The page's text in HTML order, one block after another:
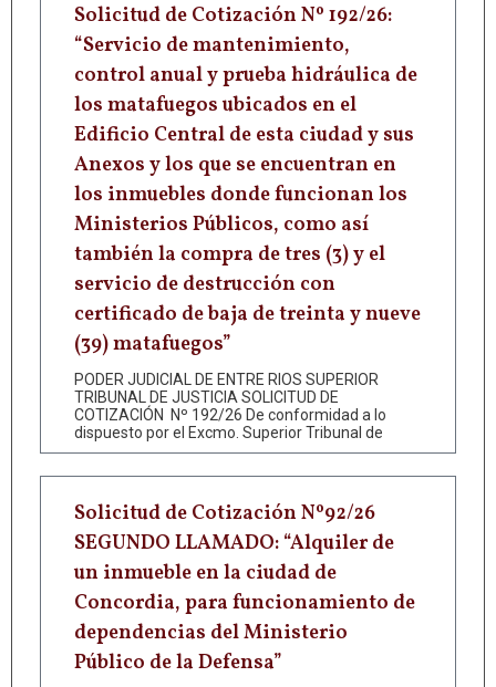
Solicitud de Cotización Nº 192/26:
“Servicio de mantenimiento,
control anual y prueba hidráulica de
los matafuegos ubicados en el
Edificio Central de esta ciudad y sus
Anexos y los que se encuentran en
los inmuebles donde funcionan los
Ministerios Públicos, como así
también la compra de tres (3) y el
servicio de destrucción con
certificado de baja de treinta y nueve
(39) matafuegos”
PODER JUDICIAL DE ENTRE RIOS SUPERIOR
TRIBUNAL DE JUSTICIA SOLICITUD DE
COTIZACIÓN Nº 192/26 De conformidad a lo
dispuesto por el Excmo. Superior Tribunal de
Solicitud de Cotización Nº92/26
SEGUNDO LLAMADO: “Alquiler de
un inmueble en la ciudad de
Concordia, para funcionamiento de
dependencias del Ministerio
Público de la Defensa”